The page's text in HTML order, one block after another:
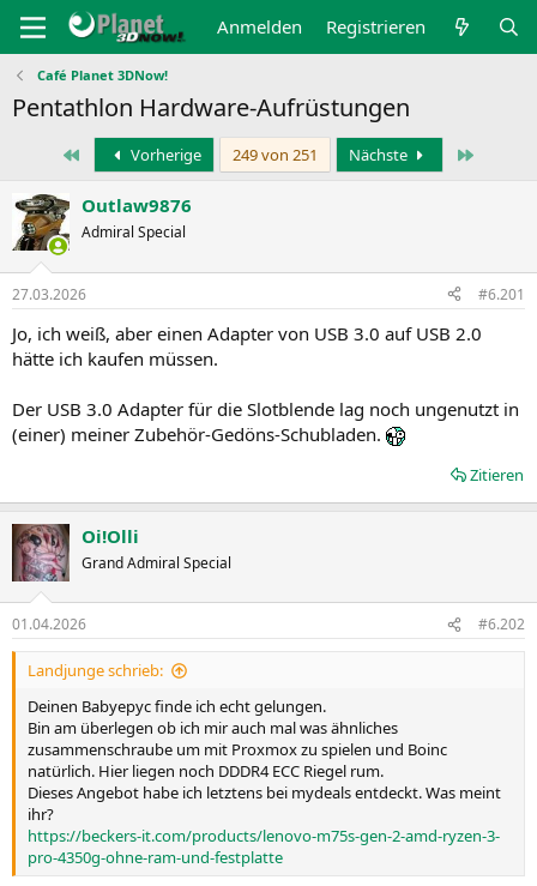
Anmelden Registrieren
Café Planet 3DNow!
Pentathlon Hardware-Aufrüstungen
Erste Vorherige 249 von 251 Nächste
Outlaw9876
Admiral Special
27.03.2026 #6.201
Jo, ich weiß, aber einen Adapter von USB 3.0 auf USB 2.0
hätte ich kaufen müssen.
Der USB 3.0 Adapter für die Slotblende lag noch ungenutzt in
(einer) meiner Zubehör-Gedöns-Schubladen.
Zitieren
Oi!Olli
Grand Admiral Special
01.04.2026 #6.202
Landjunge schrieb:
Deinen Babyepyc finde ich echt gelungen.
Bin am überlegen ob ich mir auch mal was ähnliches
zusammenschraube um mit Proxmox zu spielen und Boinc
natürlich. Hier liegen noch DDDR4 ECC Riegel rum.
Dieses Angebot habe ich letztens bei mydeals entdeckt. Was meint
ihr?
https://beckers-it.com/products/lenovo-m75s-gen-2-amd-ryzen-3-
pro-4350g-ohne-ram-und-festplatte